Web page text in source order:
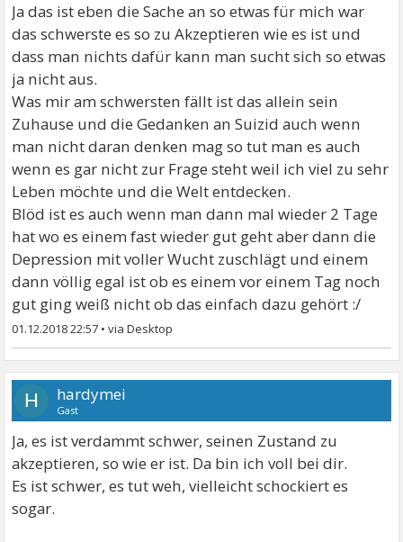
Ja das ist eben die Sache an so etwas für mich war
das schwerste es so zu Akzeptieren wie es ist und
dass man nichts dafür kann man sucht sich so etwas
ja nicht aus.
Was mir am schwersten fällt ist das allein sein
Zuhause und die Gedanken an Suizid auch wenn
man nicht daran denken mag so tut man es auch
wenn es gar nicht zur Frage steht weil ich viel zu sehr
Leben möchte und die Welt entdecken.
Blöd ist es auch wenn man dann mal wieder 2 Tage
hat wo es einem fast wieder gut geht aber dann die
Depression mit voller Wucht zuschlägt und einem
dann völlig egal ist ob es einem vor einem Tag noch
gut ging weiß nicht ob das einfach dazu gehört :/
01.12.2018 22:57 •
H hardymei
Gast
Ja, es ist verdammt schwer, seinen Zustand zu
akzeptieren, so wie er ist. Da bin ich voll bei dir.
Es ist schwer, es tut weh, vielleicht schockiert es
sogar.